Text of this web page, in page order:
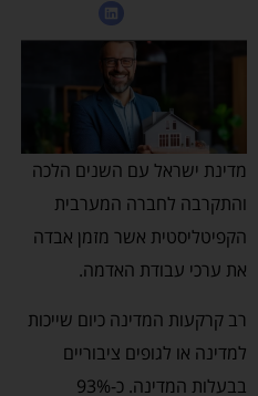
מדינת ישראל עם השנים הלכה
והתקרבה לחברה המערבית
הקפיטליסטית אשר מזמן אבדה
את ערכי עבודת האדמה.
רב קרקעות המדינה כיום שייכות
למדינה או לגופים ציבוריים
בבעלות המדינה. כ-93%